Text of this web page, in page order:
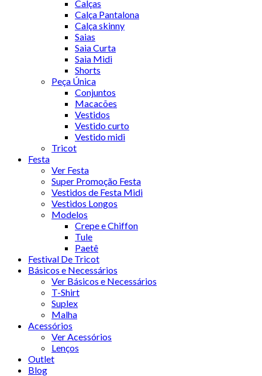
Calças
Calça Pantalona
Calça skinny
Saias
Saia Curta
Saia Midi
Shorts
Peça Única
Conjuntos
Macacões
Vestidos
Vestido curto
Vestido midi
Tricot
Festa
Ver Festa
Super Promoção Festa
Vestidos de Festa Midi
Vestidos Longos
Modelos
Crepe e Chiffon
Tule
Paetê
Festival De Tricot
Básicos e Necessários
Ver Básicos e Necessários
T-Shirt
Suplex
Malha
Acessórios
Ver Acessórios
Lenços
Outlet
Blog